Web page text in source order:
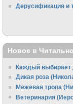
Дерусификация и
Новое в
Каждый выбирает
Дикая роза
Межевая тропа
Ветеринария